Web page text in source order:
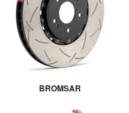
BROMSAR